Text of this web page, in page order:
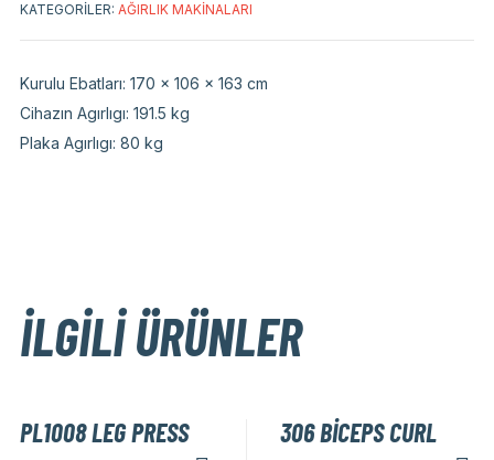
Kurulu Ebatları: 170 x 106 x 163 cm
Cihazın Agırlıgı: 191.5 kg
Plaka Agırlıgı: 80 kg
KATEGORILER: AĞIRLIK MAKINALARI
İLGILI ÜRÜNLER
PL1008 LEG PRESS 306 BİCEPS CURL